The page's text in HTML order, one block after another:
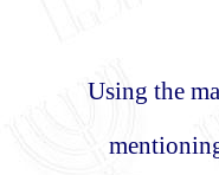
.Using the